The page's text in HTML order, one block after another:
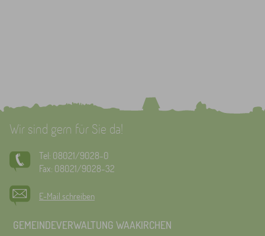
Wir sind gern für Sie da!
Tel: 08021/9028-0
Fax: 08021/9028-32
E-Mail schreiben
GEMEINDEVERWALTUNG WAAKIRCHEN